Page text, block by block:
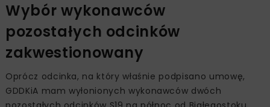
Wybór wykonawców
pozostałych odcinków
zakwestionowany
Oprócz odcinka, na który właśnie podpisano umowę,
GDDKiA mam wyłonionych wykonawców dwóch